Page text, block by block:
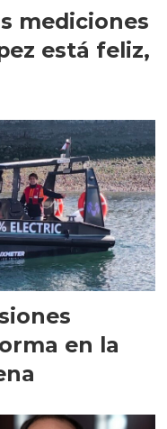
mediciones
está feliz,
en la